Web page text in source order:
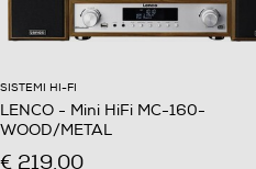
SISTEMI HI-FI
LENCO - Mini HiFi MC-160-
WOOD/METAL
€ 219,00